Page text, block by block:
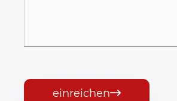
einreichen